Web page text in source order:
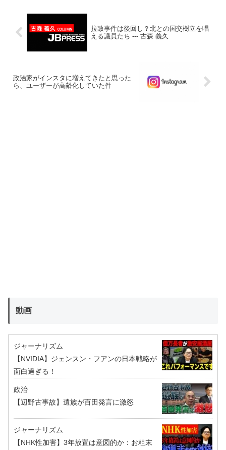
拉致事件は後回し？北との国交樹立を唱
える議員たち --- 古森 義久
政治家がインスタに増えてきたと思った
ら、ユーザーが高齢化していた件
動画
ジャーナリズム
【NVIDIA】ジェンスン・フアンの日本戦略が
面白過ぎる！
政治
【辺野古事故】遺族が百田発言に激怒
ジャーナリズム
【NHK性加害】3年放置は意図的か：お粗末